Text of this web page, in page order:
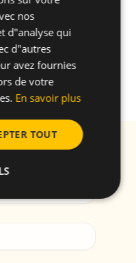
complet,
et
de détecter les
les actions
Recevez toutes
nos
d"analyse qui
d"autres
avez fournies
de votre
En savoir plus
TOUT